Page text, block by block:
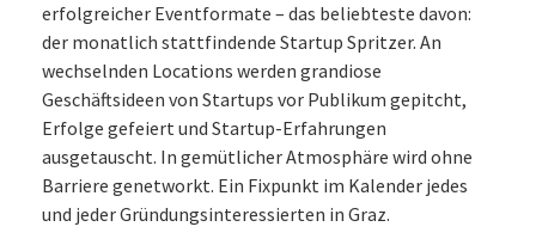
erfolgreicher Eventformate – das beliebteste davon:
der monatlich stattfindende Startup Spritzer. An
wechselnden Locations werden grandiose
Geschäftsideen von Startups vor Publikum gepitcht,
Erfolge gefeiert und Startup-Erfahrungen
ausgetauscht. In gemütlicher Atmosphäre wird ohne
Barriere genetworkt. Ein Fixpunkt im Kalender jedes
und jeder Gründungsinteressierten in Graz.